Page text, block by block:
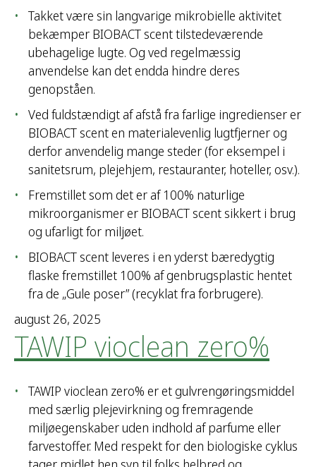
Takket være sin langvarige mikrobielle aktivitet
bekæmper BIOBACT scent tilstedeværende
ubehagelige lugte. Og ved regelmæssig
anvendelse kan det endda hindre deres
genopståen.
Ved fuldstændigt af afstå fra farlige ingredienser er
BIOBACT scent en materialevenlig lugtfjerner og
derfor anvendelig mange steder (for eksempel i
sanitetsrum, plejehjem, restauranter, hoteller, osv.).
Fremstillet som det er af 100% naturlige
mikroorganismer er BIOBACT scent sikkert i brug
og ufarligt for miljøet.
BIOBACT scent leveres i en yderst bæredygtig
flaske fremstillet 100% af genbrugsplastic hentet
fra de „Gule poser” (recyklat fra forbrugere).
august 26, 2025
TAWIP vioclean zero%
TAWIP vioclean zero% er et gulvrengøringsmiddel
med særlig plejevirkning og fremragende
miljøegenskaber uden indhold af parfume eller
farvestoffer. Med respekt for den biologiske cyklus